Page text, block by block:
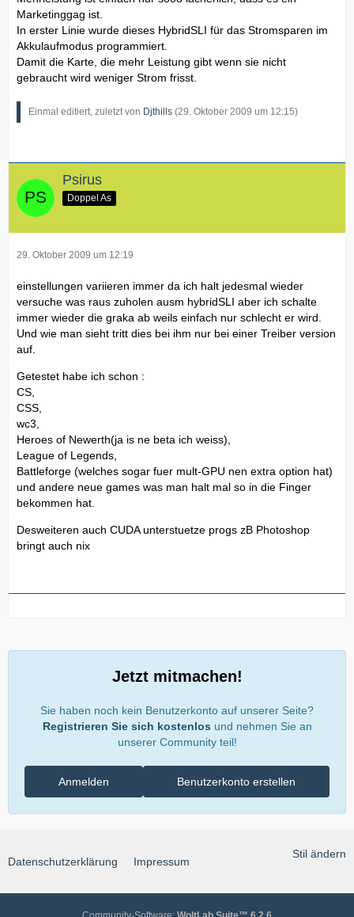
Marketinggag ist.
In erster Linie wurde dieses HybridSLI für das Stromsparen im
Akkulaufmodus programmiert.
Damit die Karte, die mehr Leistung gibt wenn sie nicht
gebraucht wird weniger Strom frisst.
Einmal editiert, zuletzt von Djthills (29. Oktober 2009 um 12:15)
Psirus
Doppel As
29. Oktober 2009 um 12:19
einstellungen variieren immer da ich halt jedesmal wieder
versuche was raus zuholen ausm hybridSLI aber ich schalte
immer wieder die graka ab weils einfach nur schlecht er wird.
Und wie man sieht tritt dies bei ihm nur bei einer Treiber version
auf.
Getestet habe ich schon :
CS,
CSS,
wc3,
Heroes of Newerth(ja is ne beta ich weiss),
League of Legends,
Battleforge (welches sogar fuer mult-GPU nen extra option hat)
und andere neue games was man halt mal so in die Finger
bekommen hat.
Desweiteren auch CUDA unterstuetze progs zB Photoshop
bringt auch nix
Jetzt mitmachen!
Sie haben noch kein Benutzerkonto auf unserer Seite?
Registrieren Sie sich kostenlos und nehmen Sie an
unserer Community teil!
Benutzerkonto erstellen
Anmelden
Stil ändern
Datenschutzerklärung Impressum